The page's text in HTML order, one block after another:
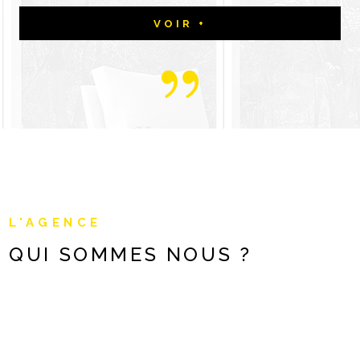
VOIR +
L'AGENCE
QUI SOMMES NOUS ?